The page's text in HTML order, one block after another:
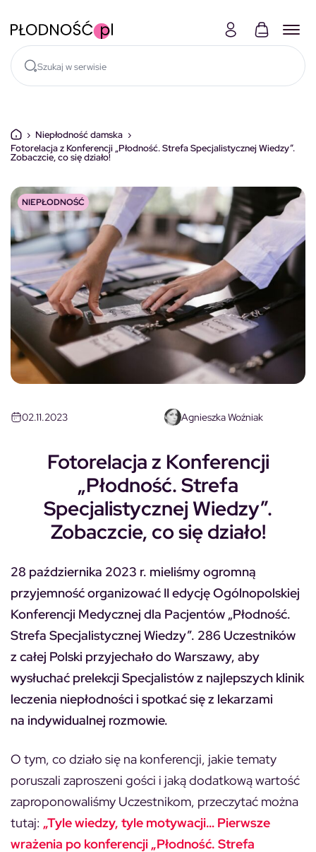
› Niepłodność damska ›
Fotorelacja z Konferencji „Płodność. Strefa Specjalistycznej Wiedzy”.
Zobaczcie, co się działo!
NIEPŁODNOŚĆ
02.11.2023 Agnieszka Woźniak
Fotorelacja z Konferencji
„Płodność. Strefa
Specjalistycznej Wiedzy”.
Zobaczcie, co się działo!
28 października 2023 r. mieliśmy ogromną
przyjemność organizować II edycję Ogólnopolskiej
Konferencji Medycznej dla Pacjentów „Płodność.
Strefa Specjalistycznej Wiedzy”. 286 Uczestników
z całej Polski przyjechało do Warszawy, aby
wysłuchać prelekcji Specjalistów z najlepszych klinik
leczenia niepłodności i spotkać się z lekarzami
na indywidualnej rozmowie.
O tym, co działo się na konferencji, jakie tematy
poruszali zaproszeni gości i jaką dodatkową wartość
zaproponowaliśmy Uczestnikom, przeczytać można
tutaj: „Tyle wiedzy, tyle motywacji… Pierwsze
wrażenia po konferencji „Płodność. Strefa